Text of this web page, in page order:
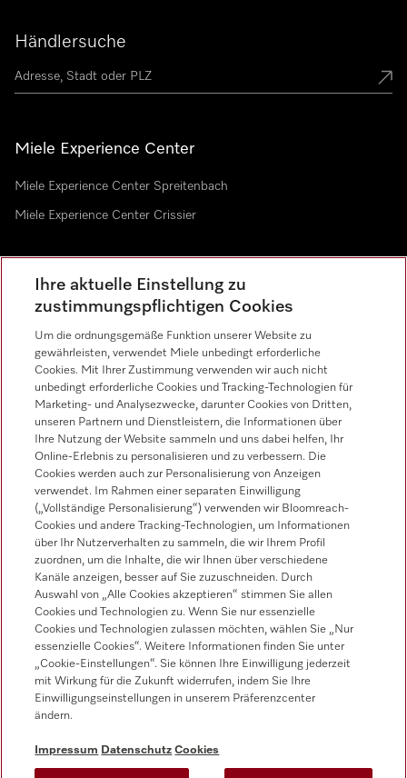
Händlersuche
Miele Experience Center
Miele Experience Center Spreitenbach
Miele Experience Center Crissier
Newsletter
Sprache
DEUTSCH
Impressum
Datenschutz
Miele auf Youtube
Miele auf Instagram
Miele auf Facebook
Miele auf LinkedInMiele auf LinkedIn
Ihre aktuelle Einstellung zu
zustimmungspflichtigen Cookies
Um die ordnungsgemäße Funktion unserer Website zu
gewährleisten, verwendet Miele unbedingt erforderliche
Cookies. Mit Ihrer Zustimmung verwenden wir auch nicht
unbedingt erforderliche Cookies und Tracking-Technologien für
Marketing- und Analysezwecke, darunter Cookies von Dritten,
unseren Partnern und Dienstleistern, die Informationen über
Ihre Nutzung der Website sammeln und uns dabei helfen, Ihr
Online-Erlebnis zu personalisieren und zu verbessern. Die
Cookies werden auch zur Personalisierung von Anzeigen
verwendet. Im Rahmen einer separaten Einwilligung
(„Vollständige Personalisierung“) verwenden wir Bloomreach-
Cookies und andere Tracking-Technologien, um Informationen
über Ihr Nutzerverhalten zu sammeln, die wir Ihrem Profil
zuordnen, um die Inhalte, die wir Ihnen über verschiedene
Kanäle anzeigen, besser auf Sie zuzuschneiden. Durch
Auswahl von „Alle Cookies akzeptieren“ stimmen Sie allen
Cookies und Technologien zu. Wenn Sie nur essenzielle
Cookies und Technologien zulassen möchten, wählen Sie „Nur
essenzielle Cookies“. Weitere Informationen finden Sie unter
„Cookie-Einstellungen“. Sie können Ihre Einwilligung jederzeit
mit Wirkung für die Zukunft widerrufen, indem Sie Ihre
Einwilligungseinstellungen in unserem Präferenzcenter
ändern.
Impressum Datenschutz Cookies